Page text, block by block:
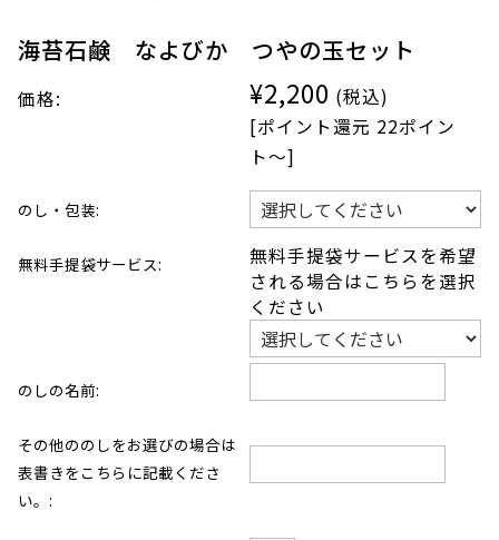
海苔石鹸 なよびか つやの玉セット
価格: ¥2,200 (税込)
[ポイント還元 22ポイン
ト〜]
のし・包装:
無料手提袋サービス:
無料手提袋サービスを希望
される場合はこちらを選択
ください
のしの名前:
その他ののしをお選びの場合は
表書きをこちらに記載くださ
い。: